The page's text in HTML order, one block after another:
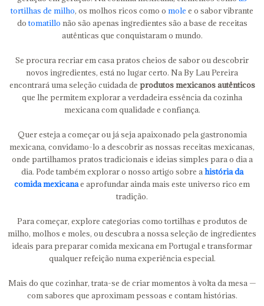
tortilhas de milho, os molhos ricos como o mole e o sabor vibrante
dotomatillo não são apenas ingredientes são a base de receitas
autênticas que conquistaram o mundo.
Se procura recriar em casa pratos cheios de sabor ou descobrir
novos ingredientes, está no lugar certo. Na By Lau Pereira
encontrará uma seleção cuidada de produtos mexicanos autênticos
que lhe permitem explorar a verdadeira essência da cozinha
mexicana com qualidade e confiança.
Quer esteja a começar ou já seja apaixonado pela gastronomia
mexicana, convidamo-lo a descobrir as nossas receitas mexicanas,
onde partilhamos pratos tradicionais e ideias simples para o dia a
dia. Pode também explorar o nosso artigo sobre ahistória da
comida mexicanae aprofundar ainda mais este universo rico em
tradição.
Para começar, explore categorias como tortilhas e produtos de
milho, molhos e moles, ou descubra a nossa seleção de ingredientes
ideais para preparar comida mexicana em Portugal e transformar
qualquer refeição numa experiência especial.
Mais do que cozinhar, trata-se de criar momentos à volta da mesa —
com sabores que aproximam pessoas e contam histórias.